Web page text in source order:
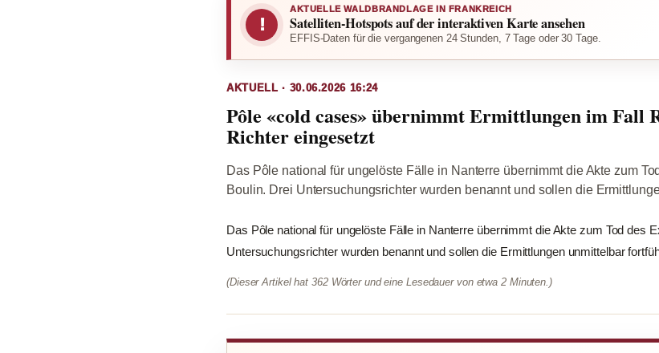
!
AKTUELLE WALDBRANDLAGE IN FRANKREICH
Satelliten-Hotspots auf der interaktiven Karte ansehen
EFFIS-Daten für die vergangenen 24 Stunden, 7 Tage oder 30 Tage.
AKTUELL · 30.06.2026 16:24
Pôle «cold cases» übernimmt Ermittlungen im Fall
Richter eingesetzt
Das Pôle national für ungelöste Fälle in Nanterre übernimmt die Akte zum
Boulin. Drei Untersuchungsrichter wurden benannt und sollen die
Das Pôle national für ungelöste Fälle in Nanterre übernimmt die Akte zum Tod des
Untersuchungsrichter wurden benannt und sollen die Ermittlungen unmittelbar
(Dieser Artikel hat 362 Wörter und eine Lesedauer von etwa 2 Minuten.)